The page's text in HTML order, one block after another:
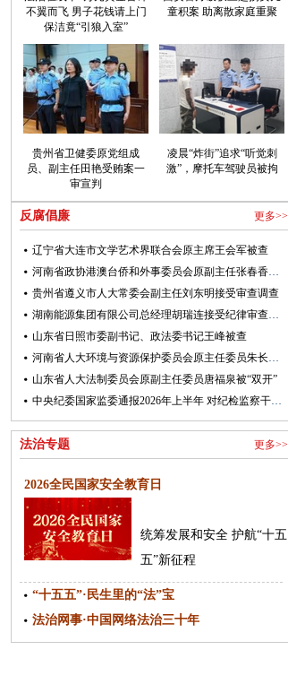
不翼而飞 男子花钱请上门
保洁竟“引狼入室”
童积案 助离散家庭重聚
贵州省卫健委原党组成
员、副主任田艳受贿案一
审宣判
凌晨“炸街”追求“听觉刺
激”，摩托车驾驶员被拘
反腐倡廉 更多>>
辽宁省大连市文学艺术界联合会原主席王会军被查
河南省政协港澳台侨和外事委员会原副主任张春香接受纪律审查和监察调查
贵州省遵义市人大常委会副主任刘东明接受审查调查
湖南能源集团有限公司总经理胡瑞连接受纪律审查和监察调查
山东省日照市委副书记、政法委书记王峰被查
河南省人大环境与资源保护委员会原主任委员朱长青被开除党籍
山东省人大法制委员会原副主任委员唐福泉被“双开”
中央纪委国家监委通报2026年上半年 对纪检监察干部监督检查审查调查情况
法治专题 更多>>
2026全民国家安全教育日
统筹发展和安全 护航“十五
五”新征程
“十五五”·民生里的“法”宝
法治网事·中国网络法治三十年